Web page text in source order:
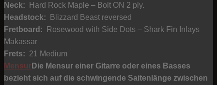
Neck: Hard Rock Maple – Bolt ON 2 ply.
Headstock: Blizzard Beast reversed
Fretboard: Rosewood with Side Dots – Shark Fin Inlays
Makassar
Frets: 21 Medium
MensurDie Mensur einer Gitarre oder eines Basses
bezieht sich auf die schwingende Saitenlänge zwischen